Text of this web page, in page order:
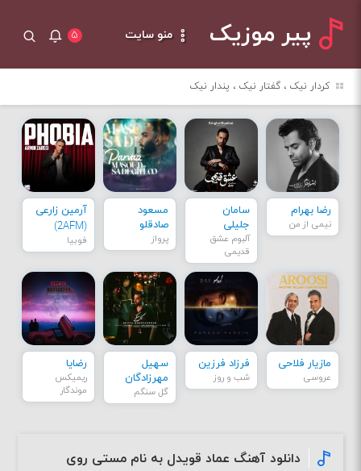
پیر موزیک منو سایت ۵
کردار نیک ، گفتار نیک ، پندار نیک
رضا بهرام
نیمی از من
سامان
جلیلی
آلبوم عشق
قدیمی
مسعود
صادقلو
پرواز
آرمین زارعی
(2AFM)
فوبیا
مازیار فلاحی
عروسی
فرزاد فرزین
شب و روز
سهیل
مهرزادگان
گل سنگم
رضایا
ریمیکس
موندگار
دانلود آهنگ عماد قویدل به نام مستی روی